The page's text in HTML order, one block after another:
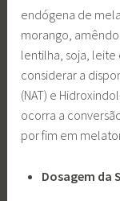
endógena de
morango,
lentilha, soja,
considerar a
(NAT) e
ocorra a
por fim em
Dosagem da